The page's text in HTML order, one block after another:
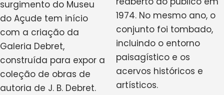
surgimento do Museu
do Açude tem início
com a criação da
Galeria Debret,
construída para expor a
coleção de obras de
autoria de J. B. Debret.
1974. No mesmo ano, o
conjunto foi tombado,
incluindo o entorno
paisagístico e os
acervos históricos e
artísticos.